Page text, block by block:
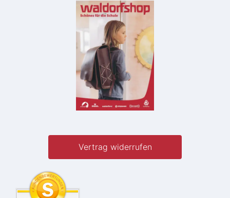
Vertrag widerrufen